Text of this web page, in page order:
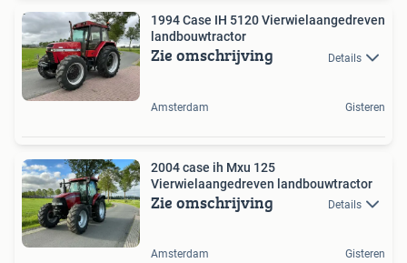
1994 Case IH 5120 Vierwielaangedreven
landbouwtractor
Zie omschrijving Details
Amsterdam Gisteren
2004 case ih Mxu 125
Vierwielaangedreven landbouwtractor
Zie omschrijving Details
Amsterdam Gisteren